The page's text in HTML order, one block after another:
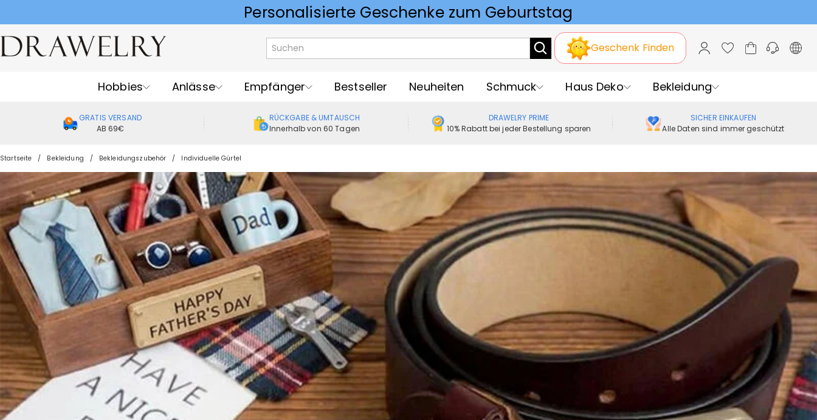
Vorlieben für Hochzeitsgeschenke
Geschenk Finden
Hobbies Anlässe Empfänger Bestseller Neuheiten Schmuck Haus Deko Bekleidung
GRATIS VERSAND
AB 69€
RÜCKGABE & UMTAUSCH
Innerhalb von 60 Tagen
DRAWELRY PRIME
10% Rabatt bei jeder Bestellung sparen
SICHER EINKAUFEN
Alle Daten sind immer geschützt
Startseite Bekleidung Bekleidungszubehör Individuelle Gürtel